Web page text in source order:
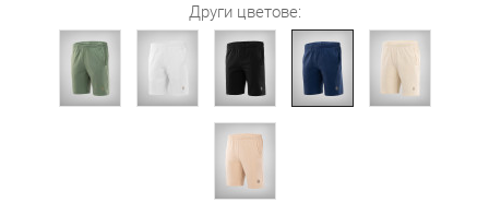
Други цветове: